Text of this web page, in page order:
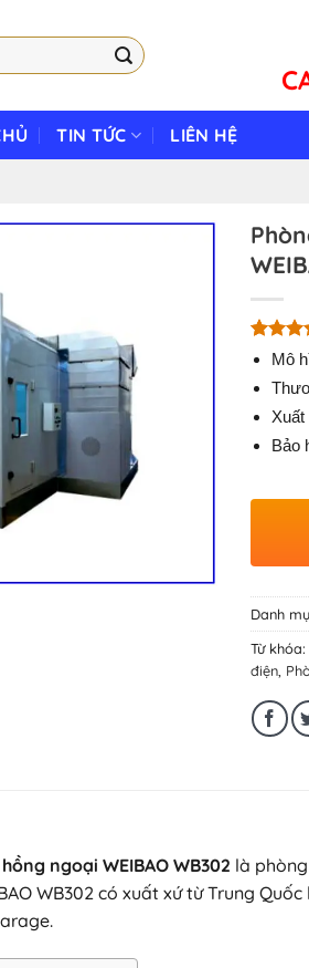
TIN TỨC LIÊN HỆ
5.00
8
đánh
Mô
Bảo
Danh
Từ khóa:
điện,
ngoại WEIBAO WB302 là
WB302 có xuất xứ từ Trung